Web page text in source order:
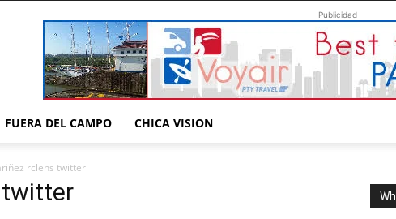
Publicidad
FUERA DEL CAMPO CHICA VISION
rclens twitter
twitter